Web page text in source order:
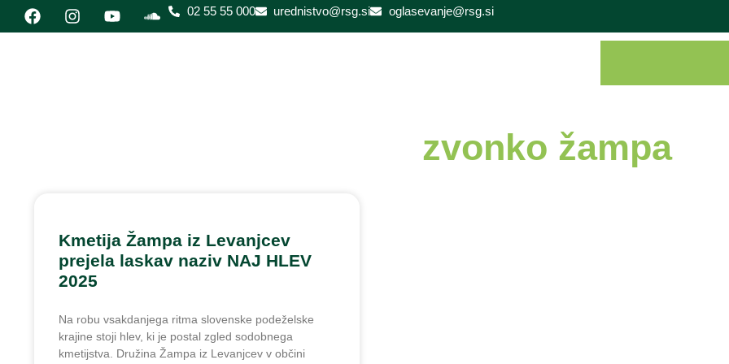
02 55 55 000 urednistvo@rsg.si oglasevanje@rsg.si
zvonko žampa
Kmetija Žampa iz Levanjcev
prejela laskav naziv NAJ HLEV
2025
Na robu vsakdanjega ritma slovenske podeželske
krajine stoji hlev, ki je postal zgled sodobnega
kmetijstva. Družina Žampa iz Levanjcev v občini